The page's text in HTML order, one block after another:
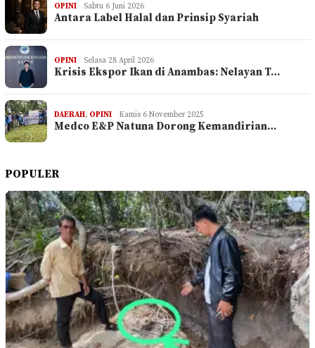
OPINI Sabtu 6 Juni 2026
Antara Label Halal dan Prinsip Syariah
OPINI Selasa 28 April 2026
Krisis Ekspor Ikan di Anambas: Nelayan T…
DAERAH, OPINI Kamis 6 November 2025
Medco E&P Natuna Dorong Kemandirian…
POPULER